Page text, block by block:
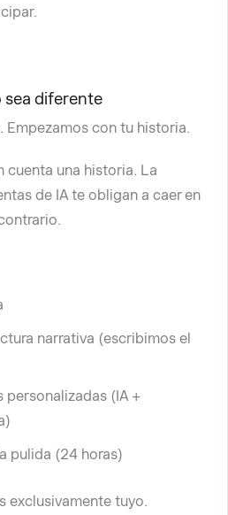
sea diferente
Empezamos con tu historia.
cuenta una historia. La
de IA te obligan a caer en
narrativa (escribimos el
personalizadas (IA +
pulida (24 horas)
exclusivamente tuyo.